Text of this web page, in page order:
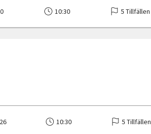
10:30 5 Tillfällen
10:30 5 Tillfällen